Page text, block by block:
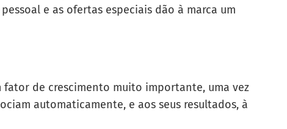
e as ofertas especiais dão à marca um
fator de crescimento muito importante, uma vez
automaticamente, e aos seus resultados, à